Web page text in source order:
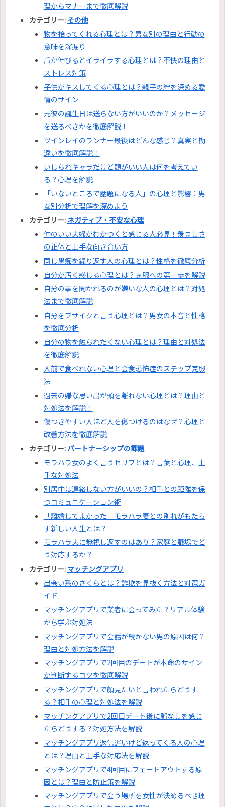
理からマナーまで徹底解説
カテゴリー: その他
物を拾ってくれる心理とは？男女別の理由と行動の
意味を深掘り
爪が伸びるとイライラする心理とは？不快の理由と
ストレス対策
子供がキスしてくる心理とは？親子の絆を深める愛
情のサイン
元彼の誕生日は送らない方がいいのか？メッセージ
を送るべきかを徹底解説！
ツインレイのランナー最後はどんな感じ？真実と勘
違いを徹底解説！
いじられキャラだけど頭がいい人は何を考えてい
る？心理を解説
「いないところで話題になる人」の心理と影響：男
女別分析で理解を深めよう
カテゴリー: ネガティブ・不安な心理
仲のいい夫婦がむかつくと感じる人必見！羨ましさ
の正体と上手な向き合い方
同じ愚痴を繰り返す人の心理とは？性格を徹底分析
自分が汚く感じる心理とは？克服への第一歩を解説
自分の事を聞かれるのが嫌いな人の心理とは？対処
法まで徹底解説
自分をブサイクと言う心理とは？男女の本音と性格
を徹底分析
自分の物を触られたくない心理とは？理由と対処法
を徹底解説
人前で食べれない心理と会食恐怖症のステップ克服
法
過去の嫌な思い出が頭を離れない心理とは？理由と
対処法を解説！
傷つきやすい人ほど人を傷つけるのはなぜ？心理と
改善方法を徹底解説
カテゴリー: パートナーシップの課題
モラハラ女のよく言うセリフとは？言葉と心理、上
手な対処法
別居中は連絡しない方がいいの？相手との距離を保
つコミュニケーション術
「離婚してよかった」モラハラ妻との別れがもたら
す新しい人生とは？
モラハラ夫に無視し返すのはあり？家庭と職場でど
う対応するか？
カテゴリー: マッチングアプリ
出会い系のさくらとは？詐欺を見抜く方法と対策ガ
イド
マッチングアプリで業者に会ってみた？リアル体験
から学ぶ対処法
マッチングアプリで会話が続かない男の原因は何？
理由と対処方法を解説
マッチングアプリで2回目のデートが本命のサイン
か判断するコツを徹底解説
マッチングアプリで顔見たいと言われたらどうす
る？相手の心理と対処法を解説
マッチングアプリで2回目デート後に脈なしを感じ
たらどうする？対処方法を解説
マッチングアプリ返信遅いけど返ってくる人の心理
とは？理由と上手な対応法を解説
マッチングアプリで4回目にフェードアウトする原
因とは？理由と防止策を解説
マッチングアプリで会う場所を女性が決めるべき理